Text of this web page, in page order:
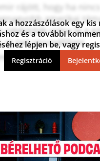
rájött, hogy ha
amerikai
rakétázták volna le a
Amit 2030 -ig tart visszaállítani.
3 0
a hozzászólások egy
és a további
lépjen be, vagy
Regisztráció